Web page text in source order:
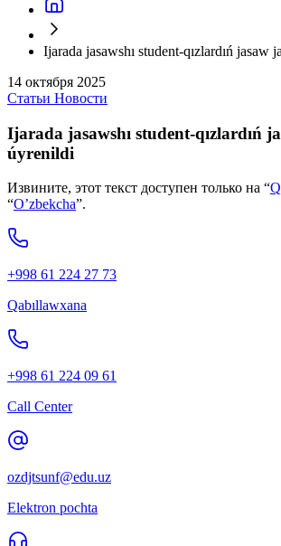
Ijarada jasawshı student-qızlardıń jasaw
14 октября 2025
Статьи Новости
Ijarada jasawshı student-qızlardıń
úyrenildi
Извините, этот текст доступен только на “
“O’zbekcha”.
+998 61 224 27 73
Qabıllawxana
+998 61 224 09 61
Call Center
ozdjtsunf@edu.uz
Elektron pochta